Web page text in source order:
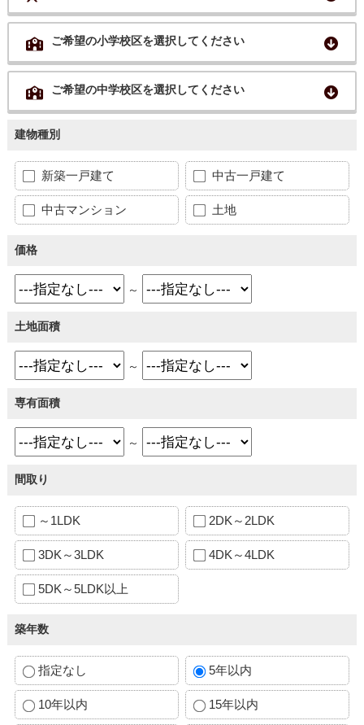
ご希望の小学校区を選択してください
ご希望の中学校区を選択してください
建物種別
新築一戸建て 中古一戸建て
中古マンション 土地
価格
～
土地面積
～
専有面積
～
間取り
～1LDK 2DK～2LDK
3DK～3LDK 4DK～4LDK
5DK～5LDK以上
築年数
指定なし 5年以内
10年以内 15年以内